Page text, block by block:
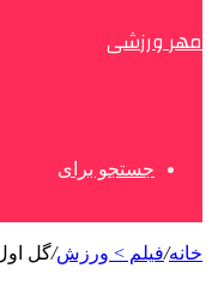
مهر ورزشی
جستجو برای
خانه/فیلم > ورزش/گل اول